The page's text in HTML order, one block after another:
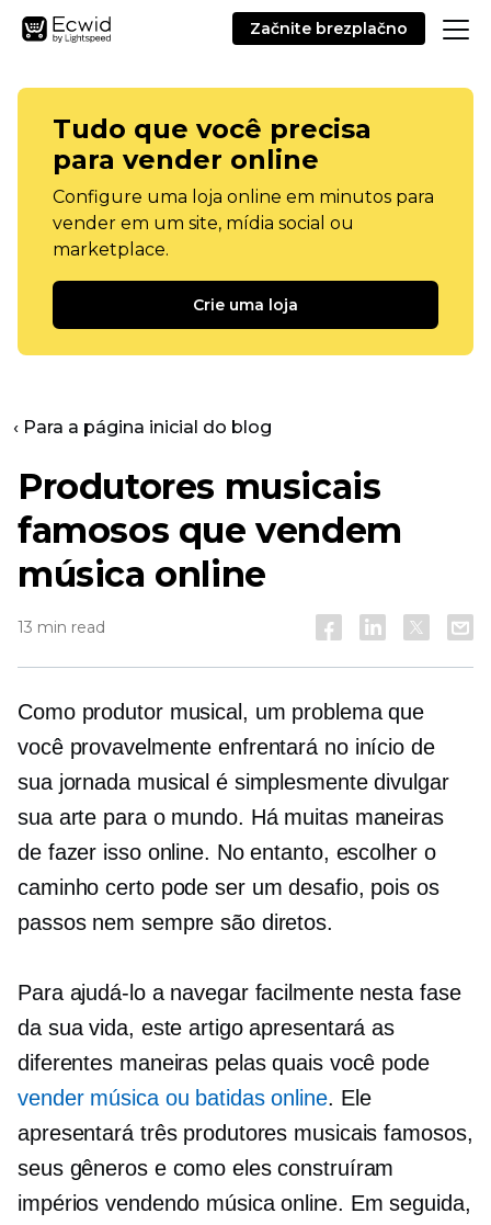
Začnite brezplačno
Tudo que você precisa
para vender online
Configure uma loja online em minutos para
vender em um site, mídia social ou
marketplace.
Crie uma loja
‹ Para a página inicial do blog
Produtores musicais
famosos que vendem
música online
13 min read
Como produtor musical, um problema que
você provavelmente enfrentará no início de
sua jornada musical é simplesmente divulgar
sua arte para o mundo. Há muitas maneiras
de fazer isso online. No entanto, escolher o
caminho certo pode ser um desafio, pois os
passos nem sempre são diretos.
Para ajudá-lo a navegar facilmente nesta fase
da sua vida, este artigo apresentará as
diferentes maneiras pelas quais você pode
vender música ou batidas online. Ele
apresentará três produtores musicais famosos,
seus gêneros e como eles construíram
impérios vendendo música online. Em seguida,